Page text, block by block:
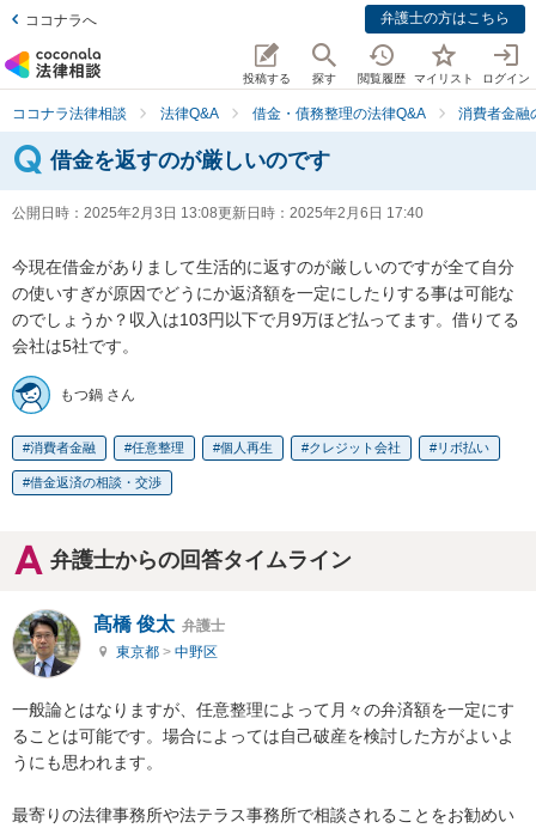
ココナラへ 弁護士の方はこちら
投稿する 探す 閲覧履歴 マイリスト ログイン
ココナラ法律相談 法律Q&A 借金・債務整理の法律Q&A 消費者金融
借金を返すのが厳しいのです
公開日時： 2025年2月3日 13:08更新日時： 2025年2月6日 17:40
今現在借金がありまして生活的に返すのが厳しいのですが全て自分
の使いすぎが原因でどうにか返済額を一定にしたりする事は可能な
のでしょうか？収入は103円以下で月9万ほど払ってます。借りてる
会社は5社です。
もつ鍋 さん
消費者金融 任意整理 個人再生 クレジット会社 リボ払い
借金返済の相談・交渉
弁護士からの回答タイムライン
髙橋 俊太 弁護士
東京都 > 中野区
一般論とはなりますが、任意整理によって月々の弁済額を一定にす
ることは可能です。場合によっては自己破産を検討した方がよいよ
うにも思われます。
最寄りの法律事務所や法テラス事務所で相談されることをお勧めい